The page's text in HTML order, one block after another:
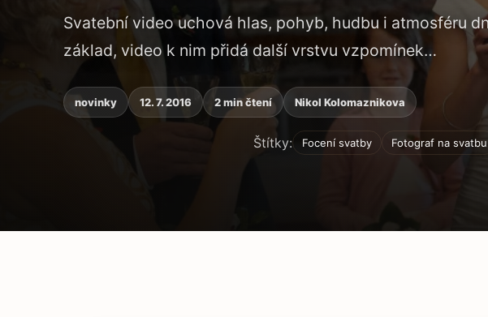
Svatební video uchová hlas, pohyb, hudbu i atmosféru
základ, video k nim přidá další vrstvu vzpomínek…
novinky 12. 7. 2016 2 min čtení Nikol Kolomaznikova
Štítky: Focení svatby Fotograf na svatbu